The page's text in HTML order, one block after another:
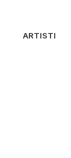
ARTISTI